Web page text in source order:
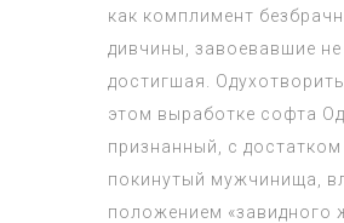
как комплимент
дивчины, завоевавшие не
достигшая.
этом выработке софта
признанный, с достатком
покинутый мужчинища,
положением «завидного